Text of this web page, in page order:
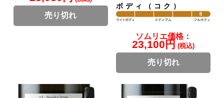
売り切れ
ボディ（コク）
ソムリエ価格：
23,100円 (税込)
売り切れ